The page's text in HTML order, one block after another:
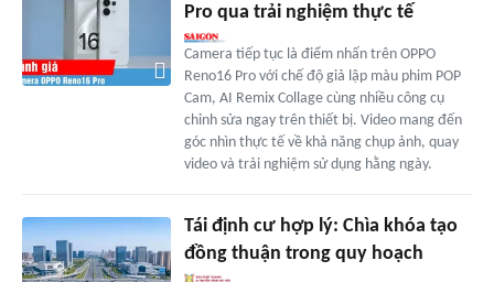
Pro qua trải nghiệm thực tế
Camera tiếp tục là điểm nhấn trên OPPO
Reno16 Pro với chế độ giả lập màu phim POP
Cam, AI Remix Collage cùng nhiều công cụ
chỉnh sửa ngay trên thiết bị. Video mang đến
góc nhìn thực tế về khả năng chụp ảnh, quay
video và trải nghiệm sử dụng hằng ngày.
Tái định cư hợp lý: Chìa khóa tạo
đồng thuận trong quy hoạch